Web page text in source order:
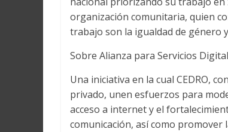
organización comunitaria, quien
trabajo son la igualdad de género
Sobre Alianza para Servicios
Una iniciativa en la cual CEDRO,
privado, unen esfuerzos para
acceso a internet y el
comunicación, así como promover